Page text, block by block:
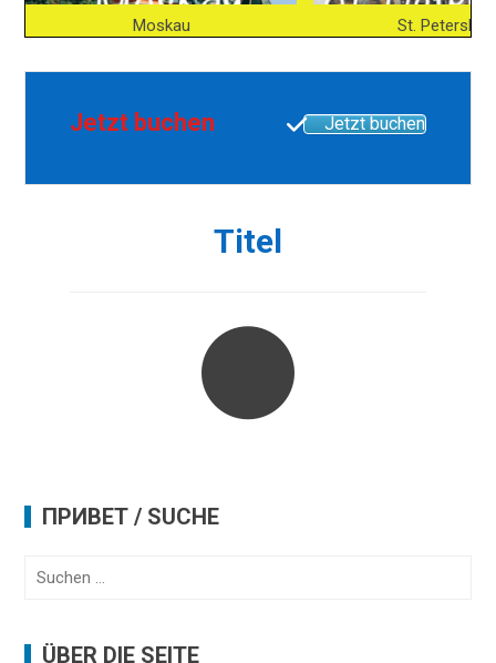
Moskau St.
Jetzt buchen Jetzt buchen
Titel
ПРИВЕТ / SUCHE
Suchen
ÜBER DIE SEITE